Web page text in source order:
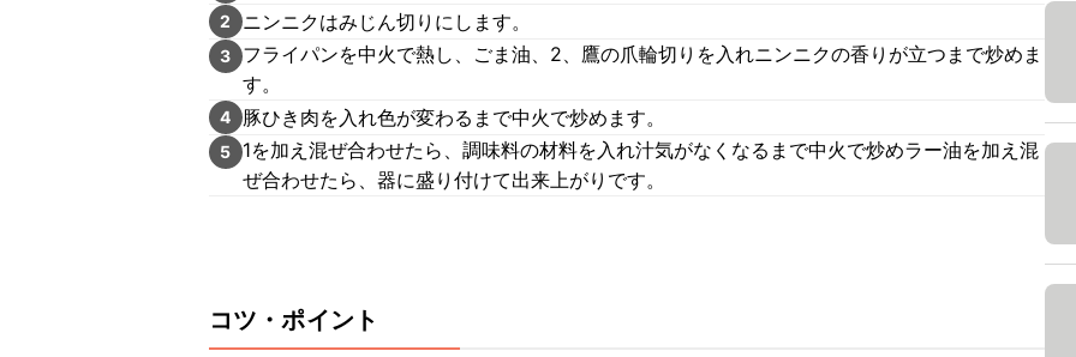
2 ニンニクはみじん切りにします。
3
フライパンを中火で熱し、ごま油、2、鷹の爪輪切りを入れニンニクの香りが立つまで炒めま
す。
4 豚ひき肉を入れ色が変わるまで中火で炒めます。
5
1を加え混ぜ合わせたら、調味料の材料を入れ汁気がなくなるまで中火で炒めラー油を加え混
ぜ合わせたら、器に盛り付けて出来上がりです。
コツ・ポイント